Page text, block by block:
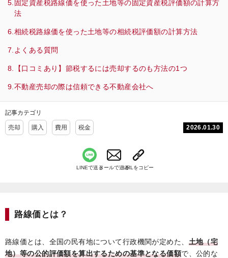
固定資産税路線価を使った土地等の固定資産税評価額の計算方
法
相続税路線価を使った土地等の相続税評価額の計算方法
よくある質問
【口コミあり】節税するには売却するのも方法の1つ
不動産売却の際は信頼できる不動産会社へ
記事カテゴリ
売却 購入 費用 税金 2026.01.30
LINEで送るメールで送るURLをコピー
路線価とは？
路線価とは、全国の民有地について行政機関が定めた、 土地（宅
地）等の公的評価額を算出するための基準となる価額で、公的な